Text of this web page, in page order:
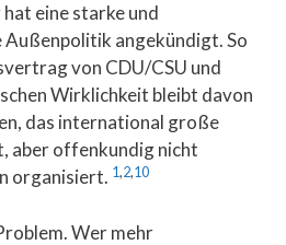
eine starke und
angekündigt. So
von CDU/CSU und
Wirklichkeit bleibt davon
das international große
aber offenkundig nicht
organisiert. 1,2,10
Wer mehr